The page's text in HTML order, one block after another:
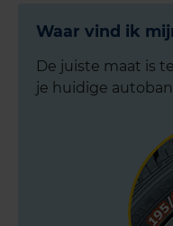
Waar vind ik
De juiste maat is
je huidige